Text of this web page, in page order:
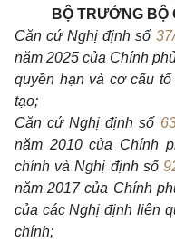
BỘ TRƯỞNG
Căn cứ Nghị định số
năm 2025 của Chính
quyền hạn và cơ cấu
tạo;
Căn cứ Nghị định số
năm 2010 của Chính
chính và Nghị định số
năm 2017 của Chính
của các Nghị định liên
chính;